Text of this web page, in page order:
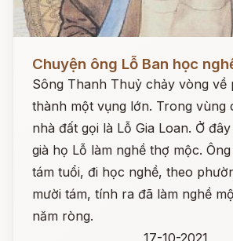
Chuyện ông Lỗ Ban học
Sông Thanh Thuỷ chảy vòng về
thành một vụng lớn. Trong vùng
nhà đất gọi là Lỗ Gia Loan. Ở
già họ Lỗ làm nghề thợ mộc.
tám tuổi, đi học nghề, theo
mười tám, tính ra đã làm nghề
năm ròng.
17-10-2021